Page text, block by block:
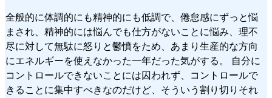
全般的に体調的にも精神的にも低調で、倦怠感にずっと悩
まされ、精神的には悩んでも仕方がないことに悩み、理不
尽に対して無駄に怒りと鬱憤をため、あまり生産的な方向
にエネルギーを使えなかった一年だった気がする。 自分に
コントロールできないことには囚われず、コントロールで
きることに集中すべきなのだけど、そういう割り切りそれ